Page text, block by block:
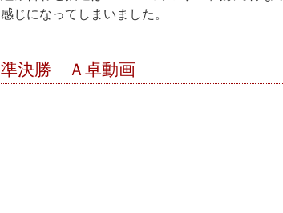
感じになってしまいました。
準決勝 Ａ卓動画